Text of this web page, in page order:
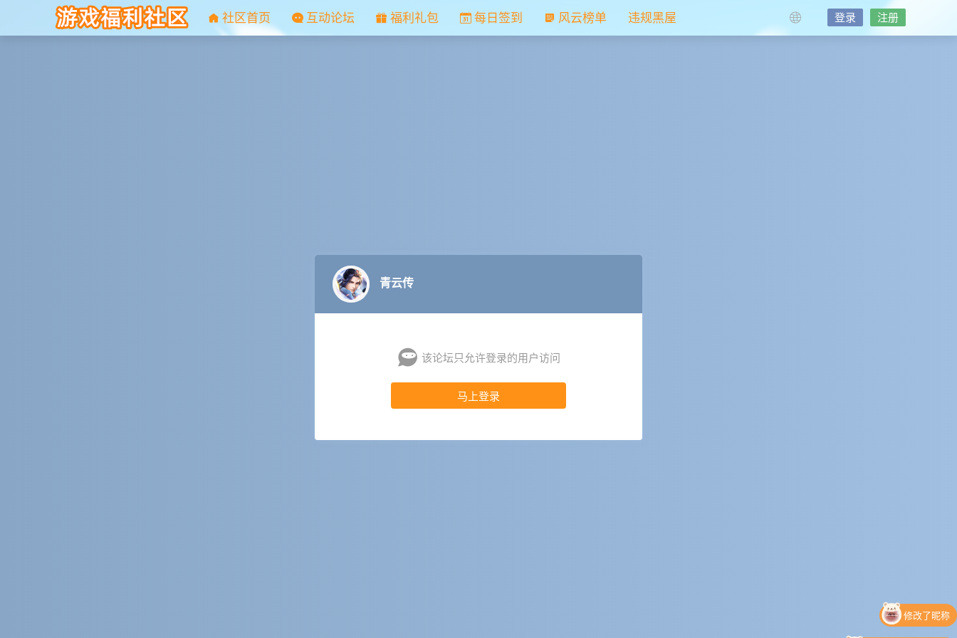
社区首页 互动论坛 福利礼包 每日签到 风云榜单 违规黑屋 登录 注册
青云传
该论坛只允许登录的用户访问
马上登录
修改了昵称